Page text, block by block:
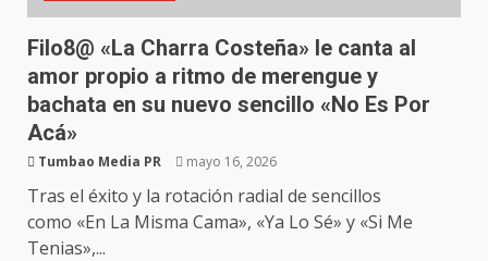
Filo8@ «La Charra Costeña» le canta al
amor propio a ritmo de merengue y
bachata en su nuevo sencillo «No Es Por
Acá»
Tumbao Media PR mayo 16, 2026
Tras el éxito y la rotación radial de sencillos
como «En La Misma Cama», «Ya Lo Sé» y «Si Me
Tenias»,...